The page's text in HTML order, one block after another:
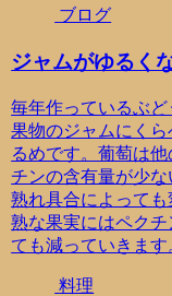
ブログ
ジャムがゆるく
毎年作っているぶ
果物のジャムにく
るめです。葡萄は
チンの含有量が少
熟れ具合によって
熟な果実にはペク
ても減っていきます
料理